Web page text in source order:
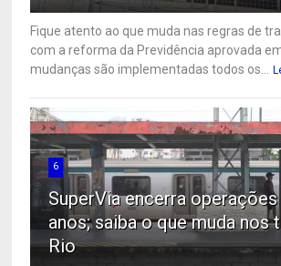
Fique atento ao que muda nas regras de
com a reforma da Previdência aprovada
mudanças são implementadas todos os...
6
SuperVia encerra
anos; saiba o que muda nos
Rio